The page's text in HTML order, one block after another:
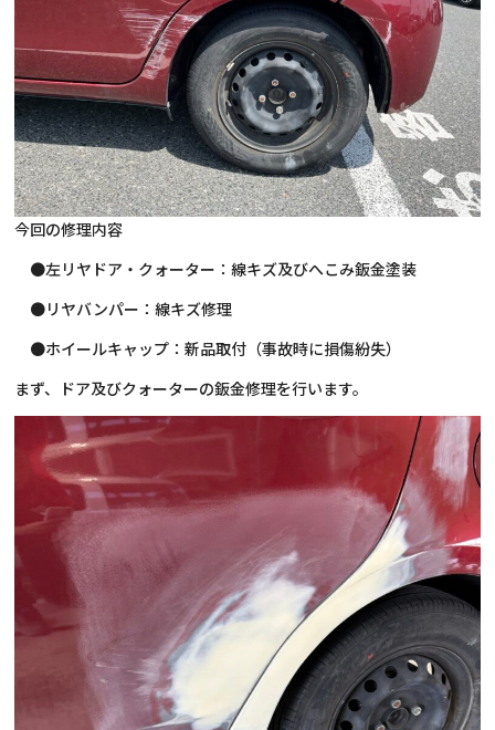
今回の修理内容
●左リヤドア・クォーター：線キズ及びへこみ鈑金塗装
●リヤバンパー：線キズ修理
●ホイールキャップ：新品取付（事故時に損傷紛失）
まず、ドア及びクォーターの鈑金修理を行います。